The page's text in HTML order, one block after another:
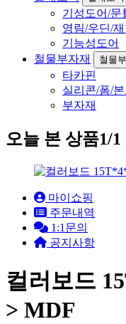
기성도어/문
영림/우딘/
기능성도어
철물부자재
철물
타카핀
실리콘/폼/본
부자재
오늘 본 상품1/1
마이쇼핑
주문내역
1:1문의
공지사항
컬러보드
> MDF